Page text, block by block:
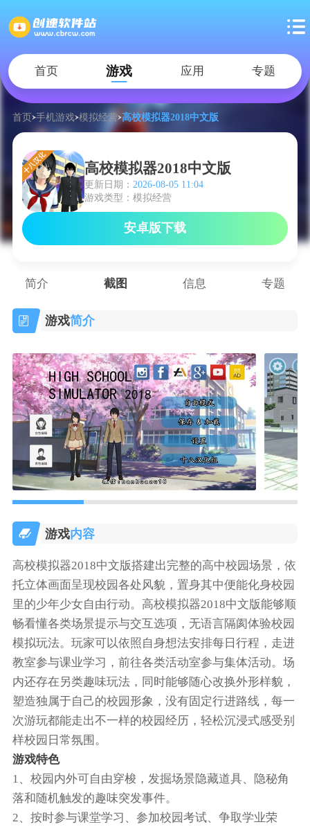
首页 游戏 应用 专题
首页 手机游戏 模拟经营 高校模拟器2018中文版
高校模拟器2018中文版
更新日期： 2026-08-05 11:04
游戏类型：模拟经营
安卓版下载
简介 截图 信息 专题
游戏简介
游戏内容
高校模拟器2018中文版搭建出完整的高中校园场景，依
托立体画面呈现校园各处风貌，置身其中便能化身校园
里的少年少女自由行动。高校模拟器2018中文版能够顺
畅看懂各类场景提示与交互选项，无语言隔阂体验校园
模拟玩法。玩家可以依照自身想法安排每日行程，走进
教室参与课业学习，前往各类活动室参与集体活动。场
内还存在另类趣味玩法，同时能够随心改换外形样貌，
塑造独属于自己的校园形象，没有固定行进路线，每一
次游玩都能走出不一样的校园经历，轻松沉浸式感受别
样校园日常氛围。
游戏特色
1、校园内外可自由穿梭，发掘场景隐藏道具、隐秘角
落和随机触发的趣味突发事件。
2、按时参与课堂学习、参加校园考试、争取学业荣